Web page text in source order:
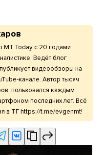
МТ.Today с 20 годами
Ведёт блог
видеообзоры на
канале. Автор тысяч
пользовался каждым
последних лет. Всё
в ТГ https://t.me/evgenmt!